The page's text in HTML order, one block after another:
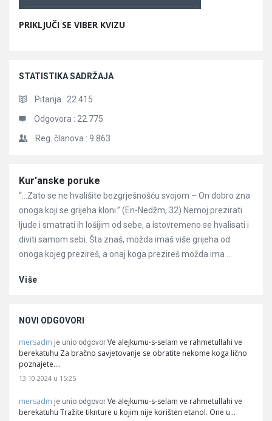
PRIKLJUČI SE VIBER KVIZU
STATISTIKA SADRŽAJA
Pitanja : 22.415
Odgovora : 22.775
Reg. članova : 9.863
Članci
Kur'anske poruke
“…Zato se ne hvališite bezgrješnošću svojom – On dobro zna
onoga koji se grijeha kloni.” (En-Nedžm, 32) Nemoj prezirati
ljude i smatrati ih lošijim od sebe, a istovremeno se hvalisati i
diviti samom sebi. Šta znaš, možda imaš više grijeha od
onoga kojeg prezireš, a onaj koga prezireš možda ima ...
Više
NOVI ODGOVORI
mersadm je unio odgovor Ve alejkumu-s-selam ve rahmetullahi ve
berekatuhu Za bračno savjetovanje se obratite nekome koga lično
poznajete.…
13.10.2024 u 15:25
mersadm je unio odgovor Ve alejkumu-s-selam ve rahmetullahi ve
berekatuhu Tražite tiknture u kojim nije korišten etanol. One u…